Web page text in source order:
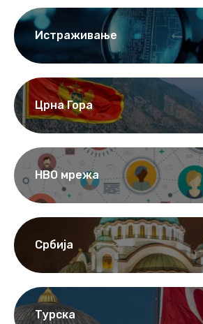
Истраживање
Црна Гора
НВО мрежа
Србија
Турска